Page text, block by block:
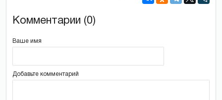
Комментарии (0)
Ваше имя
Добавьте комментарий